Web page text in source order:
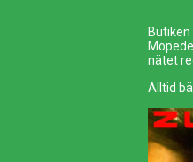
nätet
Alltid